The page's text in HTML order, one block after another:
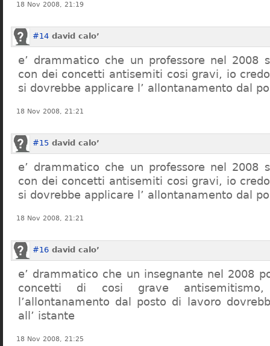
18 Nov 2008, 21:19
#14 david calo’
e’ drammatico che un professore nel 2008
con dei concetti antisemiti cosi gravi, io
si dovrebbe applicare l’ allontanamento dal
18 Nov 2008, 21:21
#15 david calo’
e’ drammatico che un professore nel 2008
con dei concetti antisemiti cosi gravi, io
si dovrebbe applicare l’ allontanamento dal
18 Nov 2008, 21:21
#16 david calo’
e’ drammatico che un insegnante nel 2008
concetti di cosi grave
l’allontanamento dal posto di lavoro
all’ istante
18 Nov 2008, 21:25